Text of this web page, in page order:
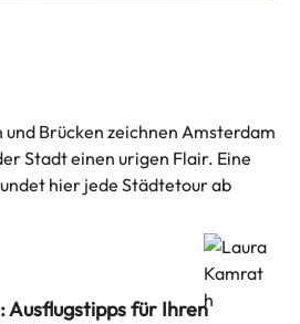
für Ihren